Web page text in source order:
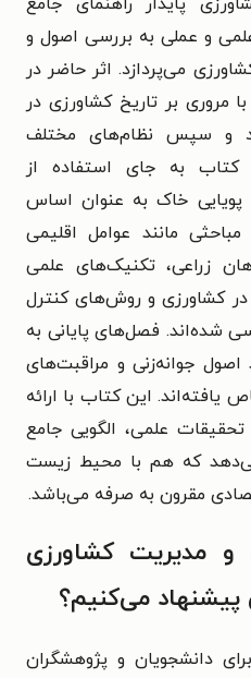
علمی و عملی به بررسی اصول و
می‌پردازد. اثر حاضر در
مروری بر تاریخ کشاورزی در
و سپس نظام‌های مختلف
کتاب به جای استفاده از
پویایی خاک به عنوان اساس
مباحثی مانند عوامل اقلیمی
زراعی، تکنیک‌های علمی
کشاورزی و روش‌های کنترل
شده‌اند. فصل‌های پایانی به
جوانه‌زنی و مراقبت‌های
یافته‌اند. این کتاب با ارائه
علمی، الگویی جامع
می‌دهد که هم با محیط زیست
مقرون به صرفه می‌باشد.
و مدیریت کشاورزی
پیشنهاد می‌کنیم؟
دانشجویان و پژوهشگران